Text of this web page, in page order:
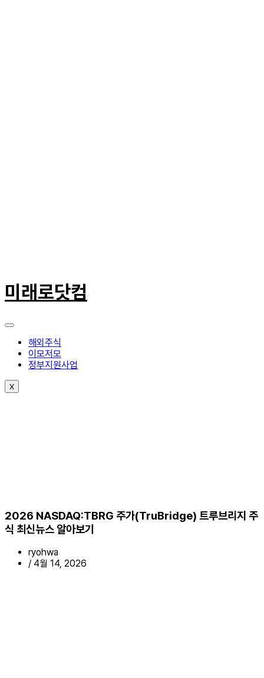
텐
츠
너
미래로닷컴
해외주식
이모저모
정부지원사업
X
2026 NASDAQ:TBRG 주가(TruBridge) 트루브리지 주
식 최신뉴스 알아보기
ryohwa
/ 4월 14, 2026